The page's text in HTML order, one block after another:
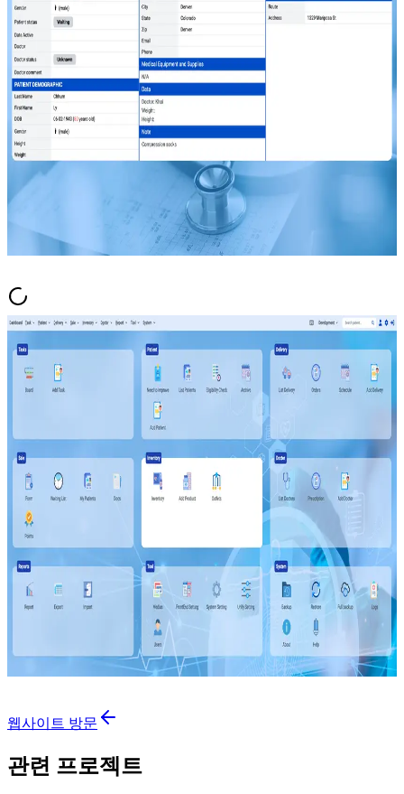
웹사이트 방문
관련 프로젝트